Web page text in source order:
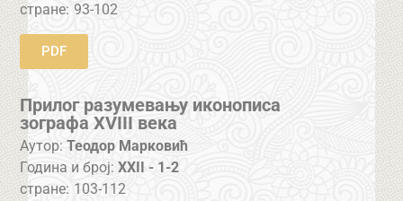
стране: 93-102
PDF
Прилог разумевању иконописа
зографа XVIII века
Аутор: Теодор Марковић
Година и број:XXII - 1-2
стране: 103-112